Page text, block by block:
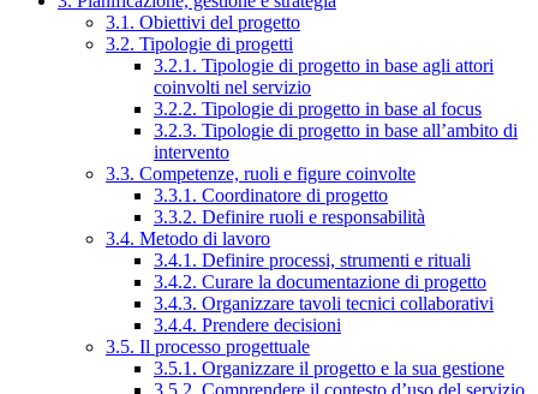
3.1. Obiettivi del progetto
3.2. Tipologie di progetti
3.2.1. Tipologie di progetto in base agli attori
coinvolti nel servizio
3.2.2. Tipologie di progetto in base al focus
3.2.3. Tipologie di progetto in base all’ambito di
intervento
3.3. Competenze, ruoli e figure coinvolte
3.3.1. Coordinatore di progetto
3.3.2. Definire ruoli e responsabilità
3.4. Metodo di lavoro
3.4.1. Definire processi, strumenti e rituali
3.4.2. Curare la documentazione di progetto
3.4.3. Organizzare tavoli tecnici collaborativi
3.4.4. Prendere decisioni
3.5. Il processo progettuale
3.5.1. Organizzare il progetto e la sua gestione
3.5.2. Comprendere il contesto d’uso del servizio